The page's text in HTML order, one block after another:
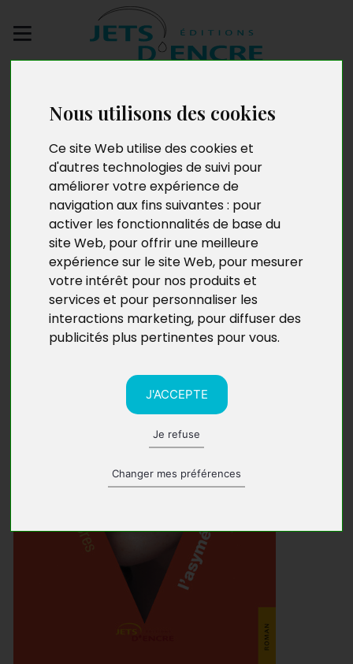
Nous utilisons des cookies
Ce site Web utilise des cookies et
d'autres technologies de suivi pour
améliorer votre expérience de
navigation aux fins suivantes : pour
activer les fonctionnalités de base du
site Web, pour offrir une meilleure
expérience sur le site Web, pour mesurer
votre intérêt pour nos produits et
services et pour personnaliser les
interactions marketing, pour diffuser des
publicités plus pertinentes pour vous.
J'ACCEPTE
Je refuse
Changer mes préférences
De connivence,
l’asymétrie du triangle,
partie 1